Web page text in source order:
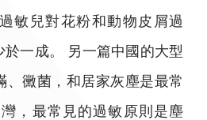
敏兒對花粉和動物皮屑過
一成。 另一篇中國的大型
、黴菌，和居家灰塵是最常
，最常見的過敏原則是塵